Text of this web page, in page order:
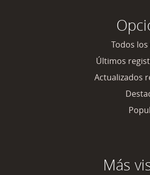
Todos
Últimos
Actualizados
Más